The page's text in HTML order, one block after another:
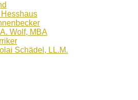
Hesshaus
Wolf, MBA
Schädel, LL.M.